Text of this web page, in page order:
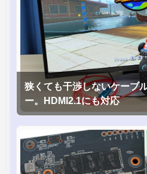
狭くても干渉しないケーブ
ー。HDMI2.1にも対応